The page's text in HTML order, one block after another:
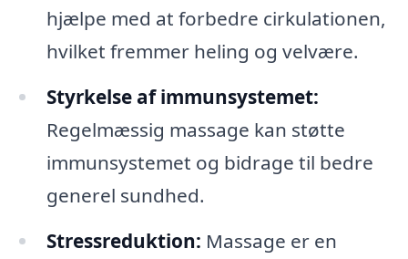
hjælpe med at forbedre cirkulationen,
hvilket fremmer heling og velvære.
Styrkelse af immunsystemet:
Regelmæssig massage kan støtte
immunsystemet og bidrage til bedre
generel sundhed.
Stressreduktion: Massage er en